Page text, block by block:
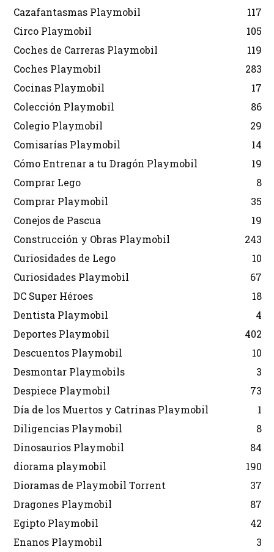
Cazafantasmas Playmobil
117
Circo Playmobil
105
Coches de Carreras Playmobil
119
Coches Playmobil
283
Cocinas Playmobil
17
Colección Playmobil
86
Colegio Playmobil
29
Comisarías Playmobil
14
Cómo Entrenar a tu Dragón Playmobil
19
Comprar Lego
8
Comprar Playmobil
35
Conejos de Pascua
19
Construcción y Obras Playmobil
243
Curiosidades de Lego
10
Curiosidades Playmobil
67
DC Super Héroes
18
Dentista Playmobil
4
Deportes Playmobil
402
Descuentos Playmobil
10
Desmontar Playmobils
3
Despiece Playmobil
73
Día de los Muertos y Catrinas Playmobil
1
Diligencias Playmobil
8
Dinosaurios Playmobil
84
diorama playmobil
190
Dioramas de Playmobil Torrent
37
Dragones Playmobil
87
Egipto Playmobil
42
Enanos Playmobil
3